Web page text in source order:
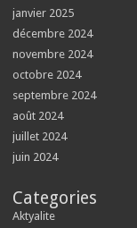
janvier 2025
décembre 2024
novembre 2024
octobre 2024
septembre 2024
août 2024
juillet 2024
juin 2024
Categories
Aktyalite